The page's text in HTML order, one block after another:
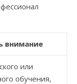
внимание
или
обучения,